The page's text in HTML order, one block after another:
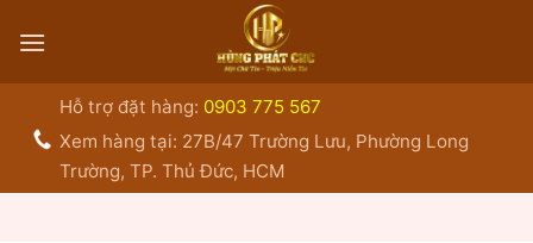
qua
Hỗ trợ đặt hàng: 0903 775 567
Xem hàng tại: 27B/47 Trường Lưu, Phường Long
Trường, TP. Thủ Đức, HCM